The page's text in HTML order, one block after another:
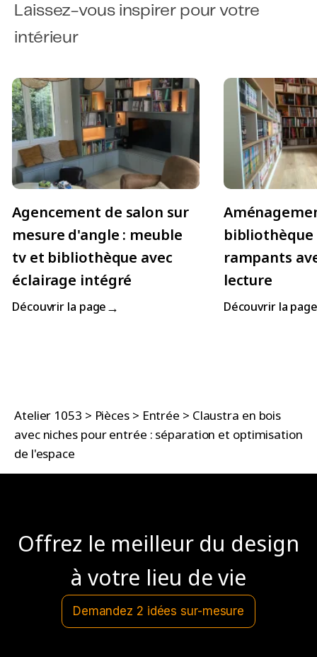
Laissez-vous inspirer pour votre
intérieur
Agencement de salon sur
mesure d'angle : meuble
tv et bibliothèque avec
éclairage intégré
Découvrir la page→
bibliothèque
rampants
lecture
Découvrir la
Atelier 1053 > Pièces > Entrée > Claustra en bois
avec niches pour entrée : séparation et optimisation
de l'espace
Offrez le meilleur du design
à votre lieu de vie
Demandez 2 idées sur-mesure